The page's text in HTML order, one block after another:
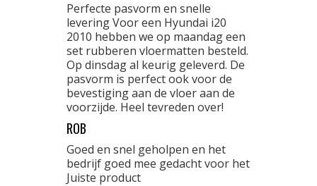
Perfecte pasvorm en snelle
levering Voor een Hyundai i20
2010 hebben we op maandag een
set rubberen vloermatten besteld.
Op dinsdag al keurig geleverd. De
pasvorm is perfect ook voor de
bevestiging aan de vloer aan de
voorzijde. Heel tevreden over!
ROB
Goed en snel geholpen en het
bedrijf goed mee gedacht voor het
Juiste product